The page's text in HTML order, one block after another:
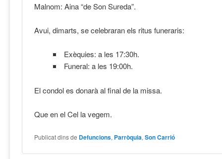
Malnom: Aina “de Son Sureda”.
Avui, dimarts, se celebraran els ritus funeraris:
Exèquies: a les 17:30h.
Funeral: a les 19:00h.
El condol es donarà al final de la missa.
Que en el Cel la vegem.
Publicat dins de Defuncions, Parròquia,Son Carrió